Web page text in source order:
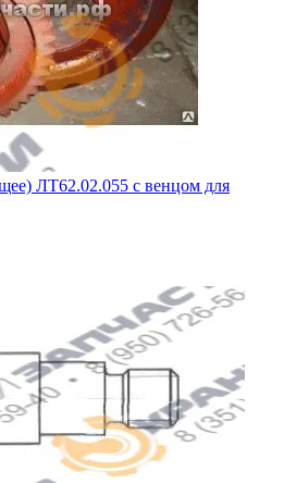
ЛТ62.02.055 с венцом для